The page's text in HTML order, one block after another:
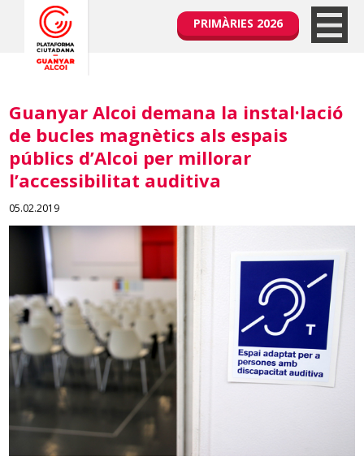
PRIMÀRIES 2026
Guanyar Alcoi demana la instal·lació
de bucles magnètics als espais
públics d’Alcoi per millorar
l’accessibilitat auditiva
05.02.2019